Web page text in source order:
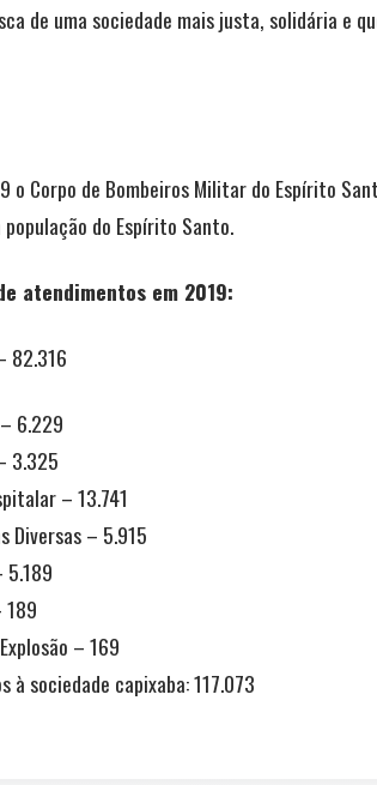
de uma sociedade mais justa, solidária e
o Corpo de Bombeiros Militar do Espírito
do Espírito Santo.
atendimentos em 2019:
82.316
6.229
3.325
– 13.741
Diversas – 5.915
5.189
189
– 169
à sociedade capixaba: 117.073